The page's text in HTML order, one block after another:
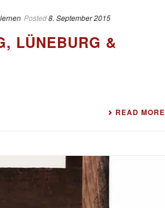
Posted8. September 2015
LÜNEBURG &
READ MORE